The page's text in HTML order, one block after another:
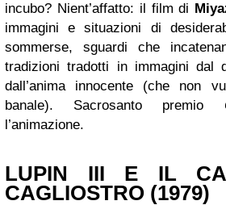
incubo? Nient’affatto: il film di
immagini e situazioni di
sommerse, sguardi che
tradizioni tradotti in immagini dal
dall’anima innocente (che non
banale). Sacrosanto premio
l’animazione.
LUPIN III E IL
CAGLIOSTRO (1979)